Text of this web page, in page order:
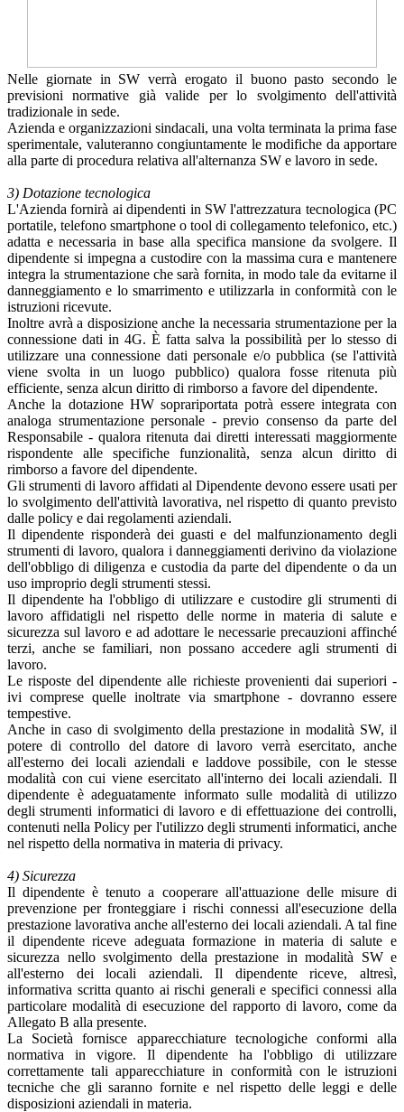
Nelle giornate in SW verrà erogato il buono pasto secondo le
previsioni normative già valide per lo svolgimento dell'attività
tradizionale in sede.
Azienda e organizzazioni sindacali, una volta terminata la prima fase
sperimentale, valuteranno congiuntamente le modifiche da apportare
alla parte di procedura relativa all'alternanza SW e lavoro in sede.
3) Dotazione tecnologica
L'Azienda fornirà ai dipendenti in SW l'attrezzatura tecnologica (PC
portatile, telefono smartphone o tool di collegamento telefonico, etc.)
adatta e necessaria in base alla specifica mansione da svolgere. Il
dipendente si impegna a custodire con la massima cura e mantenere
integra la strumentazione che sarà fornita, in modo tale da evitarne il
danneggiamento e lo smarrimento e utilizzarla in conformità con le
istruzioni ricevute.
Inoltre avrà a disposizione anche la necessaria strumentazione per la
connessione dati in 4G. È fatta salva la possibilità per lo stesso di
utilizzare una connessione dati personale e/o pubblica (se l'attività
viene svolta in un luogo pubblico) qualora fosse ritenuta più
efficiente, senza alcun diritto di rimborso a favore del dipendente.
Anche la dotazione HW soprariportata potrà essere integrata con
analoga strumentazione personale - previo consenso da parte del
Responsabile - qualora ritenuta dai diretti interessati maggiormente
rispondente alle specifiche funzionalità, senza alcun diritto di
rimborso a favore del dipendente.
Gli strumenti di lavoro affidati al Dipendente devono essere usati per
lo svolgimento dell'attività lavorativa, nel rispetto di quanto previsto
dalle policy e dai regolamenti aziendali.
Il dipendente risponderà dei guasti e del malfunzionamento degli
strumenti di lavoro, qualora i danneggiamenti derivino da violazione
dell'obbligo di diligenza e custodia da parte del dipendente o da un
uso improprio degli strumenti stessi.
Il dipendente ha l'obbligo di utilizzare e custodire gli strumenti di
lavoro affidatigli nel rispetto delle norme in materia di salute e
sicurezza sul lavoro e ad adottare le necessarie precauzioni affinché
terzi, anche se familiari, non possano accedere agli strumenti di
lavoro.
Le risposte del dipendente alle richieste provenienti dai superiori -
ivi comprese quelle inoltrate via smartphone - dovranno essere
tempestive.
Anche in caso di svolgimento della prestazione in modalità SW, il
potere di controllo del datore di lavoro verrà esercitato, anche
all'esterno dei locali aziendali e laddove possibile, con le stesse
modalità con cui viene esercitato all'interno dei locali aziendali. Il
dipendente è adeguatamente informato sulle modalità di utilizzo
degli strumenti informatici di lavoro e di effettuazione dei controlli,
contenuti nella Policy per l'utilizzo degli strumenti informatici, anche
nel rispetto della normativa in materia di privacy.
4) Sicurezza
Il dipendente è tenuto a cooperare all'attuazione delle misure di
prevenzione per fronteggiare i rischi connessi all'esecuzione della
prestazione lavorativa anche all'esterno dei locali aziendali. A tal fine
il dipendente riceve adeguata formazione in materia di salute e
sicurezza nello svolgimento della prestazione in modalità SW e
all'esterno dei locali aziendali. Il dipendente riceve, altresì,
informativa scritta quanto ai rischi generali e specifici connessi alla
particolare modalità di esecuzione del rapporto di lavoro, come da
Allegato B alla presente.
La Società fornisce apparecchiature tecnologiche conformi alla
normativa in vigore. Il dipendente ha l'obbligo di utilizzare
correttamente tali apparecchiature in conformità con le istruzioni
tecniche che gli saranno fornite e nel rispetto delle leggi e delle
disposizioni aziendali in materia.